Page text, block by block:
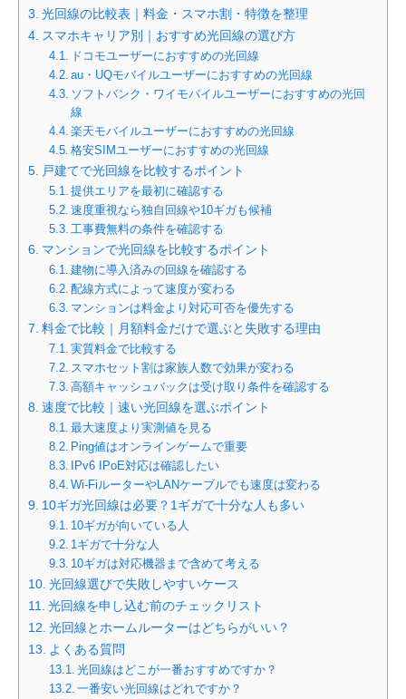
光回線の比較表｜料金・スマホ割・特徴を整理
スマホキャリア別｜おすすめ光回線の選び方
ドコモユーザーにおすすめの光回線
au・UQモバイルユーザーにおすすめの光回線
ソフトバンク・ワイモバイルユーザーにおすすめの光回
線
楽天モバイルユーザーにおすすめの光回線
格安SIMユーザーにおすすめの光回線
戸建てで光回線を比較するポイント
提供エリアを最初に確認する
速度重視なら独自回線や10ギガも候補
工事費無料の条件を確認する
マンションで光回線を比較するポイント
建物に導入済みの回線を確認する
配線方式によって速度が変わる
マンションは料金より対応可否を優先する
料金で比較｜月額料金だけで選ぶと失敗する理由
実質料金で比較する
スマホセット割は家族人数で効果が変わる
高額キャッシュバックは受け取り条件を確認する
速度で比較｜速い光回線を選ぶポイント
最大速度より実測値を見る
Ping値はオンラインゲームで重要
IPv6 IPoE対応は確認したい
Wi-FiルーターやLANケーブルでも速度は変わる
10ギガ光回線は必要？1ギガで十分な人も多い
10ギガが向いている人
1ギガで十分な人
10ギガは対応機器まで含めて考える
光回線選びで失敗しやすいケース
光回線を申し込む前のチェックリスト
光回線とホームルーターはどちらがいい？
よくある質問
光回線はどこが一番おすすめですか？
一番安い光回線はどれですか？